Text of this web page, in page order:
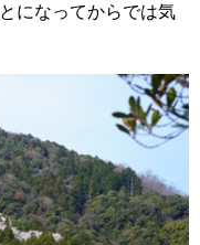
になってからでは気